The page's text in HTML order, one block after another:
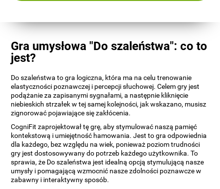
Gra umysłowa "Do szaleństwa": co to
jest?
Do szaleństwa to gra logiczna, która ma na celu trenowanie
elastyczności poznawczej i percepcji słuchowej. Celem gry jest
podążanie za zapisanymi sygnałami, a następnie kliknięcie
niebieskich strzałek w tej samej kolejności, jak wskazano, musisz
zignorować pojawiające się zakłócenia.
CogniFit zaprojektował tę grę, aby stymulować naszą pamięć
kontekstową i umiejętność hamowania. Jest to gra odpowiednia
dla każdego, bez względu na wiek, ponieważ poziom trudności
gry jest dostosowywany do potrzeb każdego użytkownika. To
sprawia, że Do szaleństwa jest idealną opcją stymulującą nasze
umysły i pomagającą wzmocnić nasze zdolności poznawcze w
zabawny i interaktywny sposób.